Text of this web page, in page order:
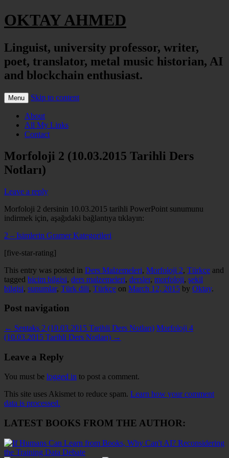
OKTAY AHMED
Linguist, university professor, writer,
poet, translator, metal music historian, AI
and blockchain enthusiast.
Menu Skip to content
About
All My Links
Contact
Morfoloji 2 (10.03.2015 Tarihli Ders
Notları)
Leave a reply
Morfoloji 2 dersinin 10.03.2015 tarihli PowerPoint sunumunu
indirmek için, aşağıdaki bağlantıya tıklayın:
2 – Isimlerin Gramer Kategorileri
[five-star-rating]
This entry was posted in Ders Malzemeleri, Morfoloji 2, Türkçe and
tagged biçim bilgisi, ders malzemeleri, dersler, morfoloji, şekil
bilgisi, sunumlar, Türk dili, Türkçe on March 12, 2015 by Oktay.
Post navigation
← Sentaks 2 (10.03.2015 Tarihli Ders Notları) Morfoloji 4
(10.03.2015 Tarihli Ders Notları) →
Leave a Reply
You must be logged in to post a comment.
This site uses Akismet to reduce spam. Learn how your comment
data is processed.
LATEST BOOKS FROM THE AUTHOR: